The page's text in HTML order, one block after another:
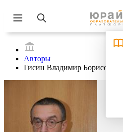
Авторы
Гисин Владимир Борисович